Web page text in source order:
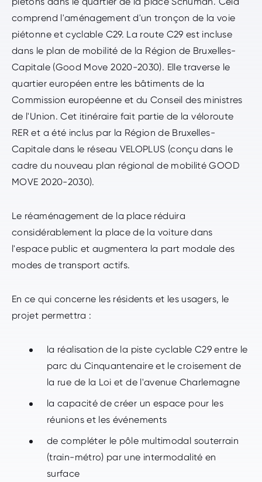
comprend l'aménagement d'un tronçon de la voie
piétonne et cyclable C29. La route C29 est incluse
dans le plan de mobilité de la Région de Bruxelles-
Capitale (Good Move 2020-2030). Elle traverse le
quartier européen entre les bâtiments de la
Commission européenne et du Conseil des ministres
de l'Union. Cet itinéraire fait partie de la véloroute
RER et a été inclus par la Région de Bruxelles-
Capitale dans le réseau VELOPLUS (conçu dans le
cadre du nouveau plan régional de mobilité GOOD
MOVE 2020-2030).
Le réaménagement de la place réduira
considérablement la place de la voiture dans
l'espace public et augmentera la part modale des
modes de transport actifs.
En ce qui concerne les résidents et les usagers, le
projet permettra :
la réalisation de la piste cyclable C29 entre le
parc du Cinquantenaire et le croisement de
la rue de la Loi et de l'avenue Charlemagne
la capacité de créer un espace pour les
réunions et les événements
de compléter le pôle multimodal souterrain
(train-métro) par une intermodalité en
surface